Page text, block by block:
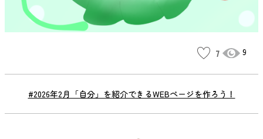
#2026年2月「自分」を紹介できるWEBページを作ろう！
7 9